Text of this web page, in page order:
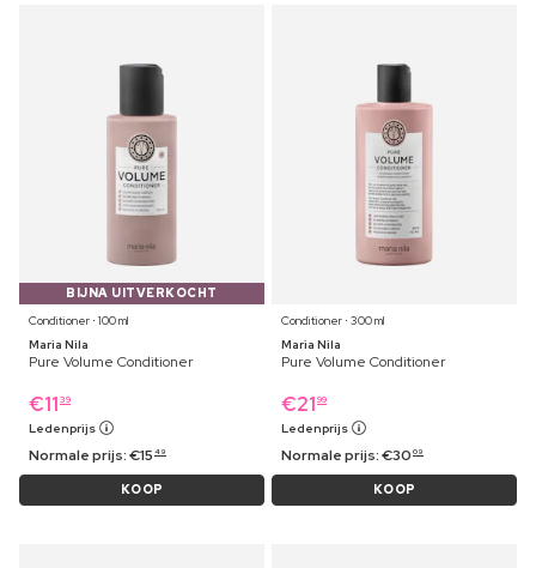
BIJNA UITVERKOCHT
Conditioner ⋅ 100 ml
Maria Nila
Pure Volume Conditioner
€11 39
Ledenprijs
Normale prijs:€15 49
KOOP
Conditioner ⋅ 300 ml
Maria Nila
Pure Volume Conditioner
€21 99
Ledenprijs
Normale prijs:€30 09
KOOP